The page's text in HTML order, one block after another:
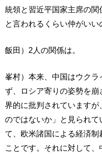
統領と習近平国家主席の関
と言われるくらい仲がいい
飯田）2人の関係は。
峯村）本来、中国はウク
ず、ロシア寄りの姿勢を
界的に批判されています
のではないか」と見られ
て、欧米諸国による経済制
ことです。それに対して